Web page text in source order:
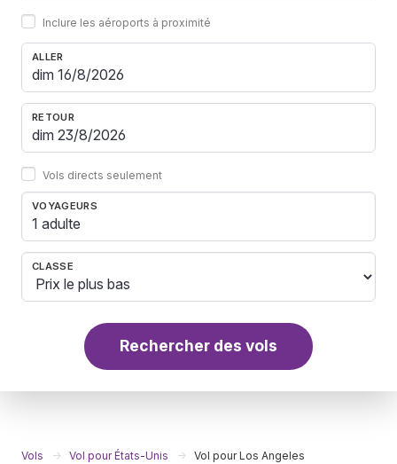
Inclure les aéroports à proximité
ALLER
RETOUR
Vols directs seulement
VOYAGEURS
1 adulte
CLASSE
Rechercher des vols
Vols Vol pour États-Unis Vol pour Los Angeles